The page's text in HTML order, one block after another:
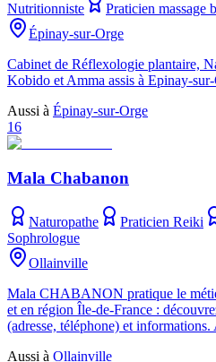
Nutritionniste
Praticien massage
Épinay-sur-Orge
Cabinet de Réflexologie plantaire,
Kobido et Amma assis à Epinay-
Aussi à Épinay-sur-Orge
16
Mala Chabanon
Naturopathe Praticien Reiki
Sophrologue
Ollainville
Mala CHABANON pratique le
et en région Île-de-France :
(adresse, téléphone) et
Aussi à Ollainville